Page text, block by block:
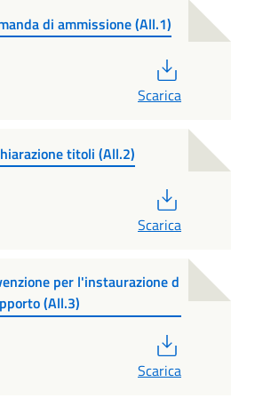
di ammissione (All.1)
Scarica
titoli (All.2)
Scarica
per l'instaurazione d
(All.3)
Scarica